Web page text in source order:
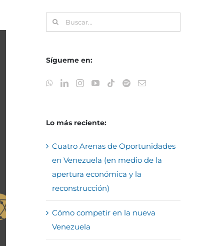
Buscar:
Sígueme en:
Lo más reciente:
Cuatro Arenas de Oportunidades
en Venezuela (en medio de la
apertura económica y la
reconstrucción)
Cómo competir en la nueva
Venezuela